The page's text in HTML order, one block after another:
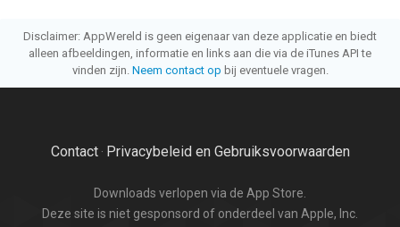
Disclaimer: AppWereld is geen eigenaar van deze applicatie en biedt
alleen afbeeldingen, informatie en links aan die via de iTunes API te
vinden zijn. Neem contact op bij eventuele vragen.
Contact· Privacybeleid en Gebruiksvoorwaarden
Downloads verlopen via de App Store.
Deze site is niet gesponsord of onderdeel van Apple, Inc.